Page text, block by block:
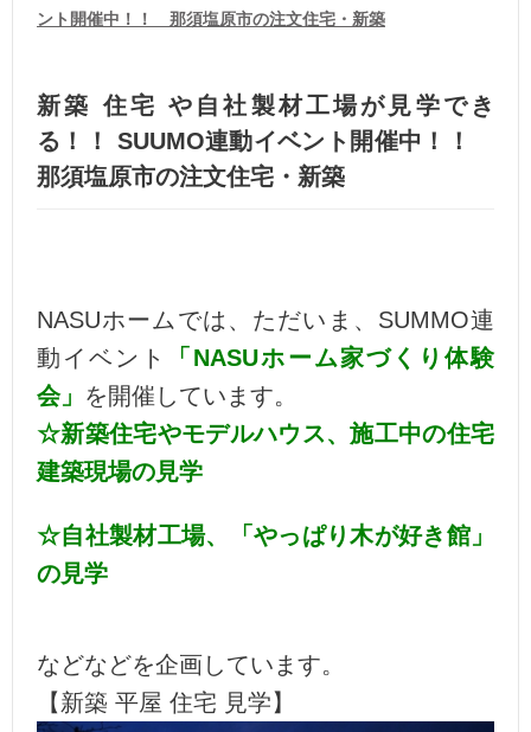
ント開催中！！ 那須塩原市の注文住宅・新築
新築 住宅 や自社製材工場が見学でき
る！！ SUUMO連動イベント開催中！！
那須塩原市の注文住宅・新築
NASUホームでは、ただいま、 SUMMO連
動イベント
「NASUホーム家づくり体験
会」 を開催しています。
☆新築住宅やモデルハウス、施工中の住宅
建築現場の見学
☆自社製材工場、「やっぱり木が好き館」
の見学
などなどを企画しています。
【新築 平屋 住宅 見学】